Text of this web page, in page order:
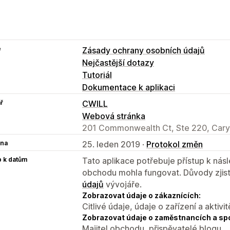
Zásady ochrany osobních údajů
Nejčastější dotazy
Tutoriál
Dokumentace k aplikaci
CWILL
Webová stránka
201 Commonwealth Ct, Ste 220,
25. leden 2019 · Protokol změn
k datům
Tato aplikace potřebuje přístup k
obchodu mohla fungovat. Důvody
údajů vývojáře.
Zobrazovat údaje o zákaznících:
Citlivé údaje, údaje o zařízení a
Zobrazovat údaje o zaměstnancích a